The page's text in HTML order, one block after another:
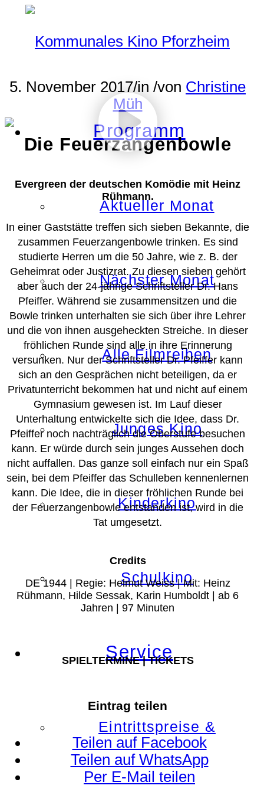
Programm
Aktueller Monat
Nächster Monat
Alle Filmreihen
Junges Kino
Kinderkino
Schulkino
Service
Eintrittspreise &
5. November 2017/in /von Christine
Müh
Die Feuerzangenbowle
Evergreen der deutschen Komödie mit Heinz
Rühmann.
In einer Gaststätte treffen sich sieben Bekannte, die
zusammen Feuerzangenbowle trinken. Es sind
studierte Herren um die 50 Jahre, wie z. B. der
Geheimrat oder Justizrat. Zu diesen sieben gehört
aber auch der 24-jährige Schriftsteller Dr. Hans
Pfeiffer. Während sie zusammensitzen und die
Bowle trinken unterhalten sie sich über ihre Lehrer
und die von ihnen ausgeheckten Streiche. In dieser
fröhlichen Runde sind alle in ihre Erinnerung
versunken. Nur der Schriftsteller Dr. Pfeiffer kann
sich an den Gesprächen nicht beteiligen, da er
Privatunterricht bekommen hat und nicht auf einem
Gymnasium gewesen ist. Im Lauf dieser
Unterhaltung entwickelte sich die Idee, dass Dr.
Pfeiffer noch nachträglich die Oberstufe besuchen
kann. Er würde durch sein junges Aussehen doch
nicht auffallen. Das ganze soll einfach nur ein Spaß
sein, bei dem Pfeiffer das Schulleben kennenlernen
kann. Die Idee, die in dieser fröhlichen Runde bei
der Feuerzangenbowle entstanden ist, wird in die
Tat umgesetzt.
Credits
DE 1944 | Regie: Helmut Weiss | Mit: Heinz
Rühmann, Hilde Sessak, Karin Humboldt | ab 6
Jahren | 97 Minuten
SPIELTERMINE | TICKETS
Eintrag teilen
Teilen auf Facebook
Teilen auf WhatsApp
Per E-Mail teilen